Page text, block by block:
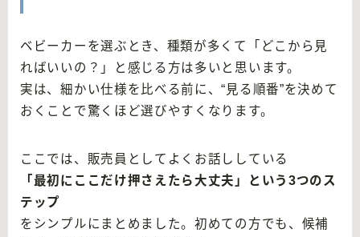
ベビーカーを選ぶとき、種類が多くて「どこから見
ればいいの？」と感じる方は多いと思います。
実は、細かい仕様を比べる前に、“見る順番”を決めて
おくことで驚くほど選びやすくなります。
ここでは、販売員としてよくお話ししている
「最初にここだけ押さえたら大丈夫」という3つのス
テップ
をシンプルにまとめました。初めての方でも、候補